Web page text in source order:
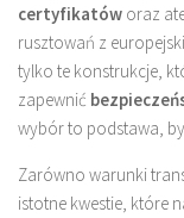
certyfikatów oraz
rusztowań z
tylko te konstrukcje,
zapewnić
wybór to podstawa,
Zarówno warunki
istotne kwestie, które